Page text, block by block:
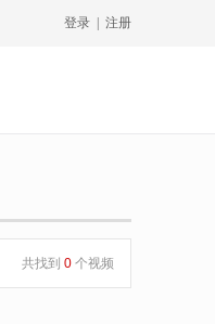
登录 注册
共找到 0 个视频